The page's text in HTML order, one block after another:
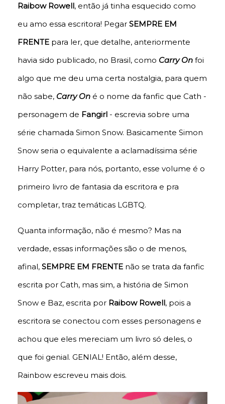
Raibow Rowell, então já tinha esquecido como
eu amo essa escritora! Pegar SEMPRE EM
FRENTE para ler, que detalhe, anteriormente
havia sido publicado, no Brasil, como Carry On foi
algo que me deu uma certa nostalgia, para quem
não sabe, Carry On é o nome da fanfic que Cath -
personagem de Fangirl - escrevia sobre uma
série chamada Simon Snow. Basicamente Simon
Snow seria o equivalente a aclamadíssima série
Harry Potter, para nós, portanto, esse volume é o
primeiro livro de fantasia da escritora e pra
completar, traz temáticas LGBTQ.
Quanta informação, não é mesmo? Mas na
verdade, essas informações são o de menos,
afinal, SEMPRE EM FRENTE não se trata da fanfic
escrita por Cath, mas sim, a história de Simon
Snow e Baz, escrita por Raibow Rowell, pois a
escritora se conectou com esses personagens e
achou que eles mereciam um livro só deles, o
que foi genial. GENIAL! Então, além desse,
Rainbow escreveu mais dois.